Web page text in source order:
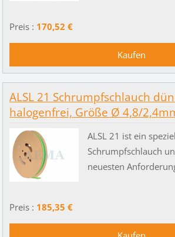
Preis : 170,52 €
ALSL 21 Schrumpfschlauch
halogenfrei, Größe Ø 4,8/
ALSL 21 ist ein
Schrumpfschlauch
neuesten
Preis : 185,35 €